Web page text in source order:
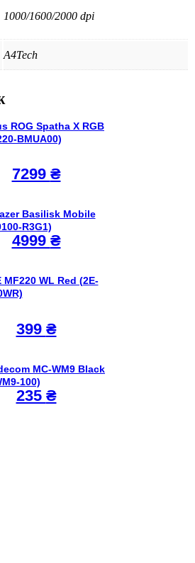
1000/1600/2000 dpi
A4Tech
ROG Spatha X RGB
BMUA00)
7299 ₴
Basilisk Mobile
R3G1)
4999 ₴
WL Red (2E-
399 ₴
MC-WM9 Black
100)
235 ₴